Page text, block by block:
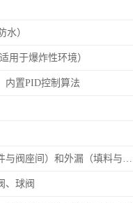
水）
用于爆炸性环境）
内置PID控制算法
分为内漏（启闭件与阀座间）和外漏（填料与阀杆间）
、球阀